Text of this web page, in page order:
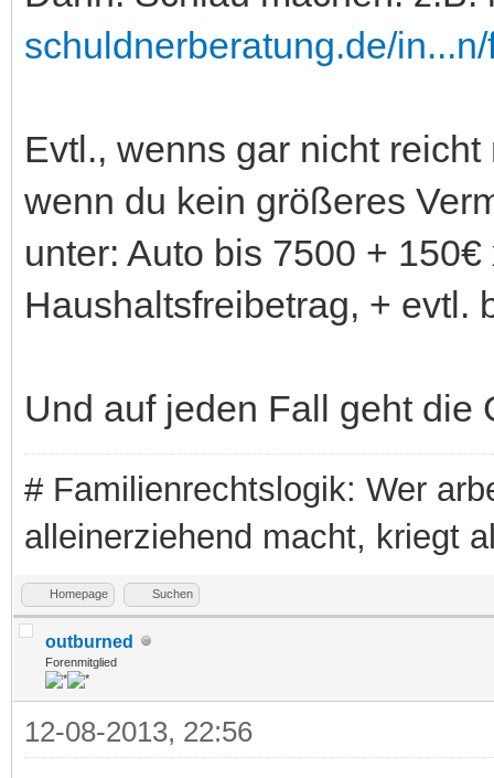
schuldnerberatung.de/
Evtl., wenns gar nicht
wenn du kein größeres
unter: Auto bis 7500 +
Haushaltsfreibetrag, + evtl.
Und auf jeden Fall geht die
# Familienrechtslogik: Wer
alleinerziehend macht, kriegt
Homepage Suchen
outburned
Forenmitglied
12-08-2013, 22:56